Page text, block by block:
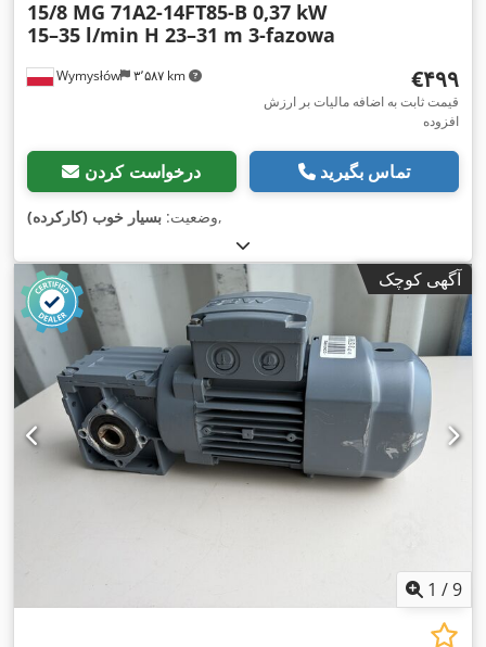
Wymysłów ۳٬۵۸۷ km
15/8 MG 71A2-14FT85-B 0,37 kW
15–35 l/min H 23–31 m 3-fazowa
‎€۴۹۹
قیمت ثابت به اضافه مالیات بر ارزش
افزوده
درخواست کردن تماس بگیرید
وضعیت: بسیار خوب (کارکرده) ,
آگهی کوچک
1 /9